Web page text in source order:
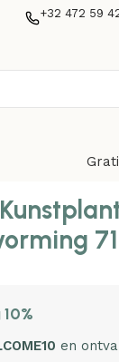
+32 472 59
en